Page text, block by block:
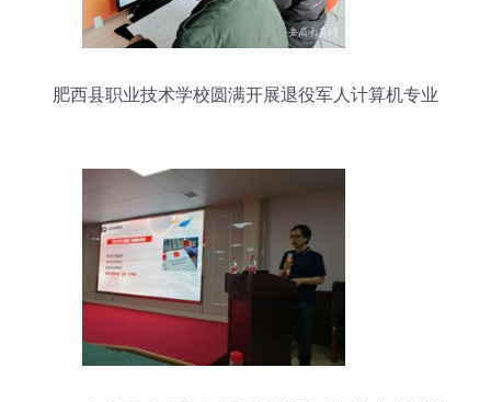
肥西县职业技术学校圆满开展退役军人计算机专业